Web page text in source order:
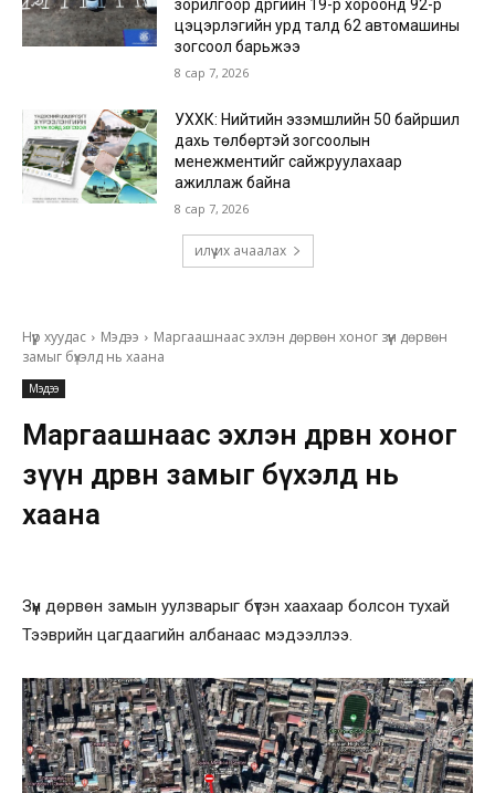
зорилгоор дүүргийн 19-р хороонд 92-р
цэцэрлэгийн урд талд 62 автомашины
зогсоол барьжээ
8 сар 7, 2026
УХХК: Нийтийн эзэмшлийн 50 байршил
дахь төлбөртэй зогсоолын
менежментийг сайжруулахаар
ажиллаж байна
8 сар 7, 2026
илүү их ачаалах